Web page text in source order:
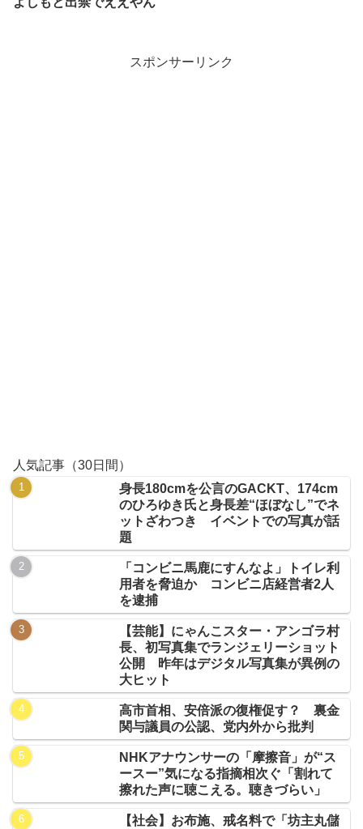
スポンサーリンク
人気記事（30日間）
身長180cmを公言のGACKT、174cm
のひろゆき氏と身長差“ほぼなし”でネ
ットざわつき イベントでの写真が話
題
「コンビニ馬鹿にすんなよ」トイレ利
用者を脅迫か コンビニ店経営者2人
を逮捕
【芸能】にゃんこスター・アンゴラ村
長、初写真集でランジェリーショット
公開 昨年はデジタル写真集が異例の
大ヒット
高市首相、安倍派の復権促す？ 裏金
関与議員の公認、党内外から批判
NHKアナウンサーの「摩擦音」が“ス
ースー”気になる指摘相次ぐ「割れて
擦れた声に聴こえる。聴きづらい」
【社会】お布施、戒名料で「坊主丸儲